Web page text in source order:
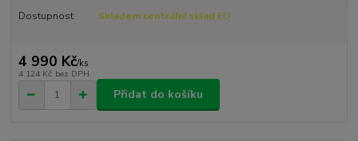
Dostupnost Skladem centrální sklad EU
4 990 Kč/ks
4 124 Kč bez DPH
Přidat do košíku